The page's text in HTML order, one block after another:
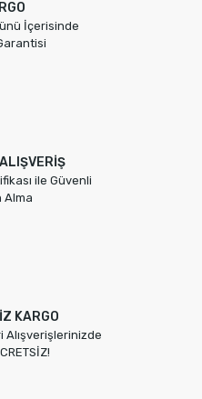
İçerisinde
ile Güvenli
Alma
KARGO
Alışverişlerinizde